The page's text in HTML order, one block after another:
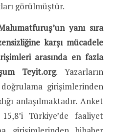
görülmüştür.
yanı sıra
karşı mücadele
arasında en fazla
Teyit.org. Yazarların
doğrulama girişimlerinden
anlaşılmaktadır. Anket
15,8’i Türkiye’de faaliyet